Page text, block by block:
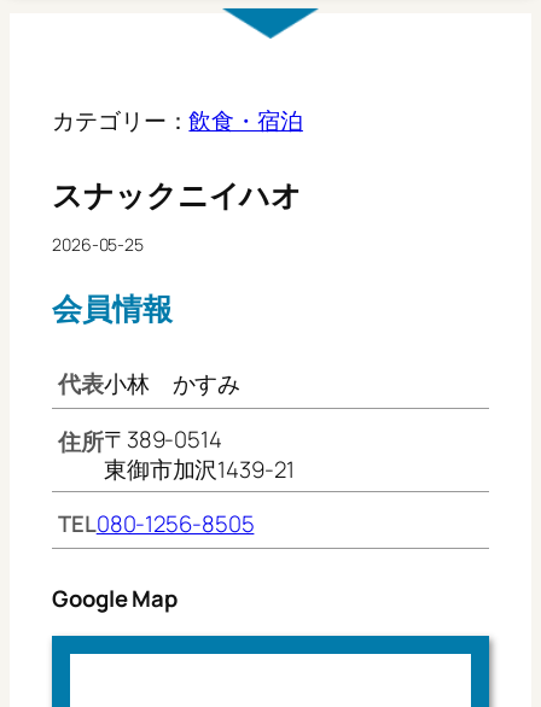
カテゴリー：飲食・宿泊
スナックニイハオ
2026-05-25
会員情報
代表小林 かすみ
住所〒389-0514
東御市加沢1439-21
TEL080-1256-8505
Google Map